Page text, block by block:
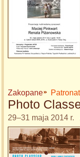
Zakopane
Photo
29–31 maja 2014 r.